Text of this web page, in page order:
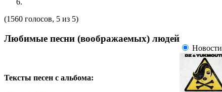
(1560 голосов, 5 из 5)
Любимые песни (воображаемых) людей
Тексты песен с альбома:
Новости